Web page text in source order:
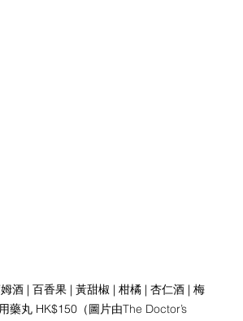
酒 | 百香果 | 黃甜椒 | 柑橘 | 杏仁酒 | 梅
藥丸 HK$150（圖片由The Doctor’s